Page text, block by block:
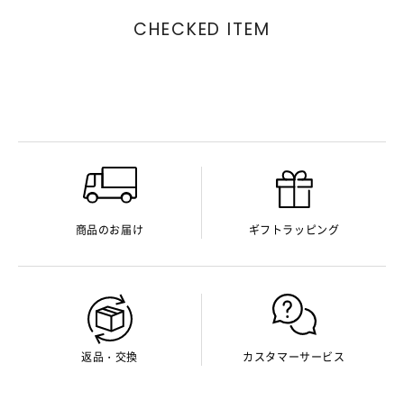
CHECKED ITEM
商品のお届け ギフトラッピング
返品・交換 カスタマーサービス